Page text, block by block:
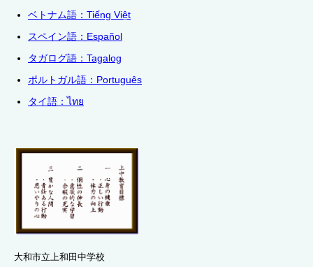
ベトナム語： Tiếng Việt
スペイン語：Español
タガログ語：Tagalog
ポルトガル語： Português
タイ語：ไทย
大和市立上和田中学校